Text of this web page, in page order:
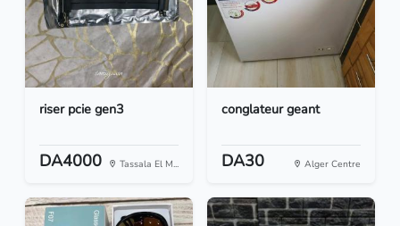
riser pcie gen3
DA4000 Tassala El M...
conglateur geant
DA30 Alger Centre